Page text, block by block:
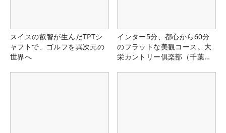
スイスの叡智が生んだTPTシ
ャフトで、ゴルフを異次元の
世界へ
インター5分、都心から60分
のフラットな美観コース。大
栄カントリー俱楽部（千葉